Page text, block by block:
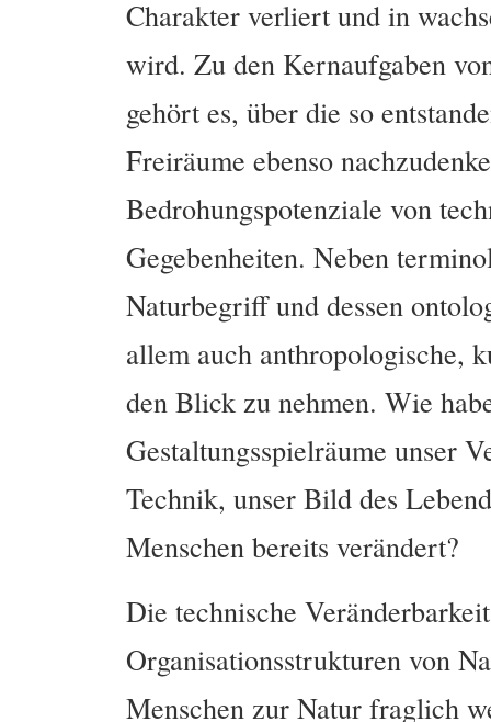
Charakter verliert und in
wird. Zu den Kernaufgaben
gehört es, über die so
Freiräume ebenso
Bedrohungspotenziale von
Gegebenheiten. Neben
Naturbegriff und dessen
allem auch anthropologische,
den Blick zu nehmen. Wie
Gestaltungsspielräume unser
Technik, unser Bild des
Menschen bereits verändert?
Die technische
Organisationsstrukturen von
Menschen zur Natur fraglich